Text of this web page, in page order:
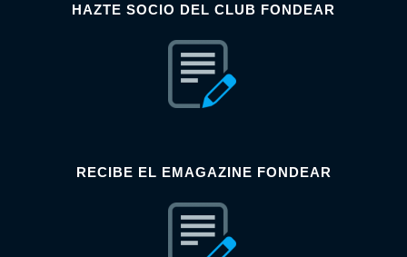
HAZTE SOCIO DEL CLUB FONDEAR
RECIBE EL EMAGAZINE FONDEAR